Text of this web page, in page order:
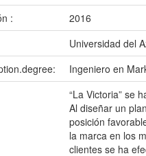
:
2016
Universidad del
Ingeniero en
“La Victoria” se
Al diseñar un
posición
la marca en los
clientes se ha